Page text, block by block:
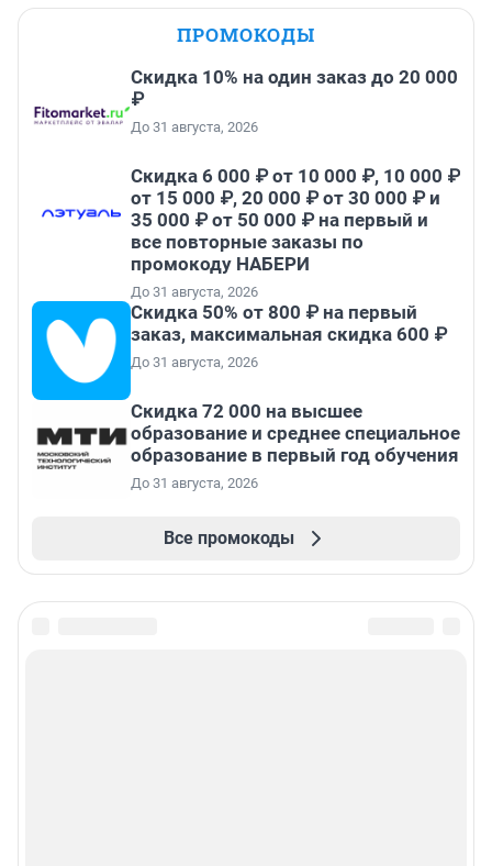
ПРОМОКОДЫ
Скидка 10% на один заказ до 20 000
₽
До 31 августа, 2026
Скидка 6 000 ₽ от 10 000 ₽, 10 000 ₽
от 15 000 ₽, 20 000 ₽ от 30 000 ₽ и
35 000 ₽ от 50 000 ₽ на первый и
все повторные заказы по
промокоду НАБЕРИ
До 31 августа, 2026
Скидка 50% от 800 ₽ на первый
заказ, максимальная скидка 600 ₽
До 31 августа, 2026
Скидка 72 000 на высшее
образование и среднее специальное
образование в первый год обучения
До 31 августа, 2026
Все промокоды